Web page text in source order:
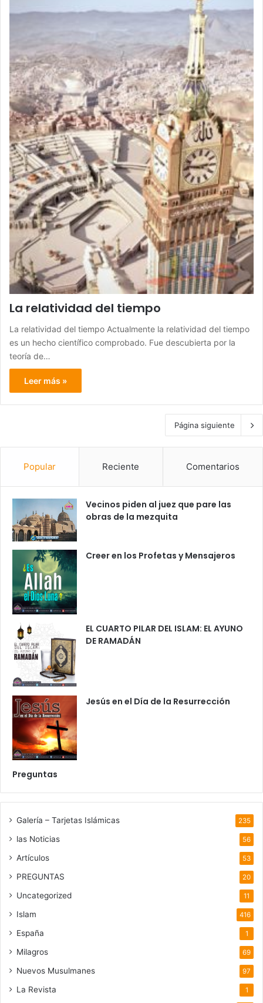
La relatividad del tiempo
La relatividad del tiempo Actualmente la relatividad del tiempo
es un hecho científico comprobado. Fue descubierta por la
teoría de…
Leer más »
Página siguiente
Popular Reciente Comentarios
Vecinos piden al juez que pare las
obras de la mezquita
Creer en los Profetas y Mensajeros
EL CUARTO PILAR DEL ISLAM: EL AYUNO
DE RAMADÁN
Jesús en el Día de la Resurrección
Preguntas
Galería – Tarjetas Islámicas 235
las Noticias 56
Artículos 53
PREGUNTAS 20
Uncategorized 11
Islam 416
España 1
Milagros 69
Nuevos Musulmanes 97
La Revista 1